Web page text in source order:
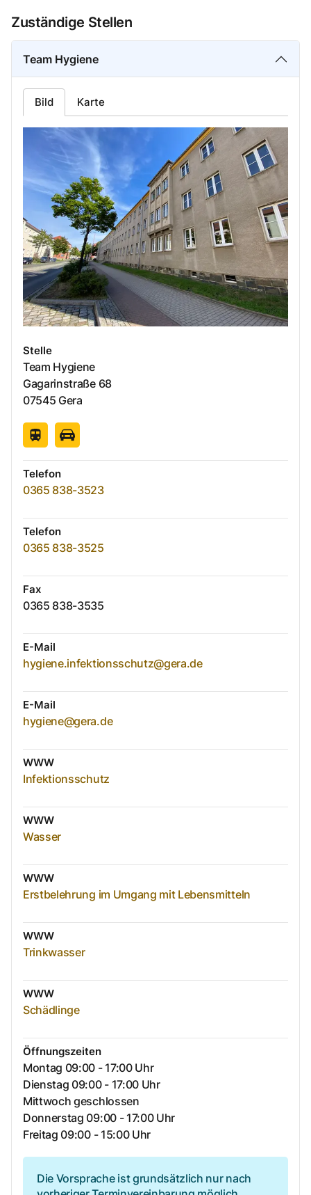
Zuständige Stellen
Team Hygiene
Bild Karte
Stelle
Team Hygiene
Gagarinstraße 68
07545 Gera
Telefon
0365 838-3523
Telefon
0365 838-3525
Fax
0365 838-3535
E-Mail
hygiene.infektionsschutz@gera.de
E-Mail
hygiene@gera.de
WWW
Infektionsschutz
WWW
Wasser
WWW
Erstbelehrung im Umgang mit Lebensmitteln
WWW
Trinkwasser
WWW
Schädlinge
Öffnungszeiten
Montag 09:00 - 17:00 Uhr
Dienstag 09:00 - 17:00 Uhr
Mittwoch geschlossen
Donnerstag 09:00 - 17:00 Uhr
Freitag 09:00 - 15:00 Uhr
Die Vorsprache ist grundsätzlich nur nach